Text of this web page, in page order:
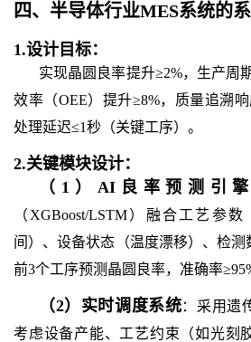
四、 半导体行业MES系统的
1.设计目标：
实现晶圆良率提升≥2%，生产周
效率（OEE）提升≥8%，质量追溯
处理延迟≤1秒（关键工序）。
2.关键模块设计：
（ 1 ） AI良率预测引擎
（XGBoost/LSTM）融合工艺参
间）、设备状态（温度漂移）、检
前3个工序预测晶圆良率，准确率
（2） 实时调度系统：采用遗
考虑设备产能、工艺约束（如光刻